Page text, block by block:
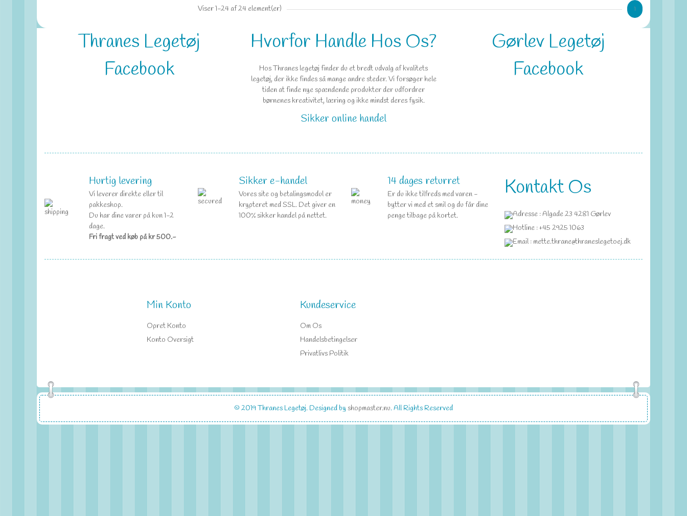
Viser 1-24 af 24 element(er) 1
Thranes Legetøj
Facebook
Hvorfor Handle Hos Os?
Hos Thranes legetøj finder du et bredt udvalg af kvalitets
legetøj, der ikke findes så mange andre steder. Vi forsøger hele
tiden at finde nye spændende produkter der udfordrer
børnenes kreativitet, læring og ikke mindst deres fysik.
Sikker online handel
Gørlev Legetøj
Facebook
Hurtig levering
Vi leverer direkte eller til
pakkeshop.
Du har dine varer på kun 1-2
dage.
Fri fragt ved køb på kr 500.-
Sikker e-handel
Vores site og betalingsmodul er
krypteret med SSL. Det giver en
100% sikker handel på nettet.
14 dages returret
Er du ikke tilfreds med varen -
bytter vi med et smil og du får dine
penge tilbage på kortet.
Kontakt Os
Adresse : Algade 23 4281 Gørlev
Hotline : +45 2925 1063
Email : mette.thrane@thraneslegetoej.dk
Min Konto
Opret Konto
Konto Oversigt
Kundeservice
Om Os
Handelsbetingelser
Privatlivs Politik
© 2019Thranes Legetøj. Designed by shopmaster.nu. All Rights Reserved